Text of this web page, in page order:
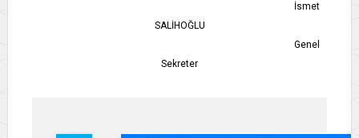
İsmet
SALİHOĞLU
Genel
Sekreter